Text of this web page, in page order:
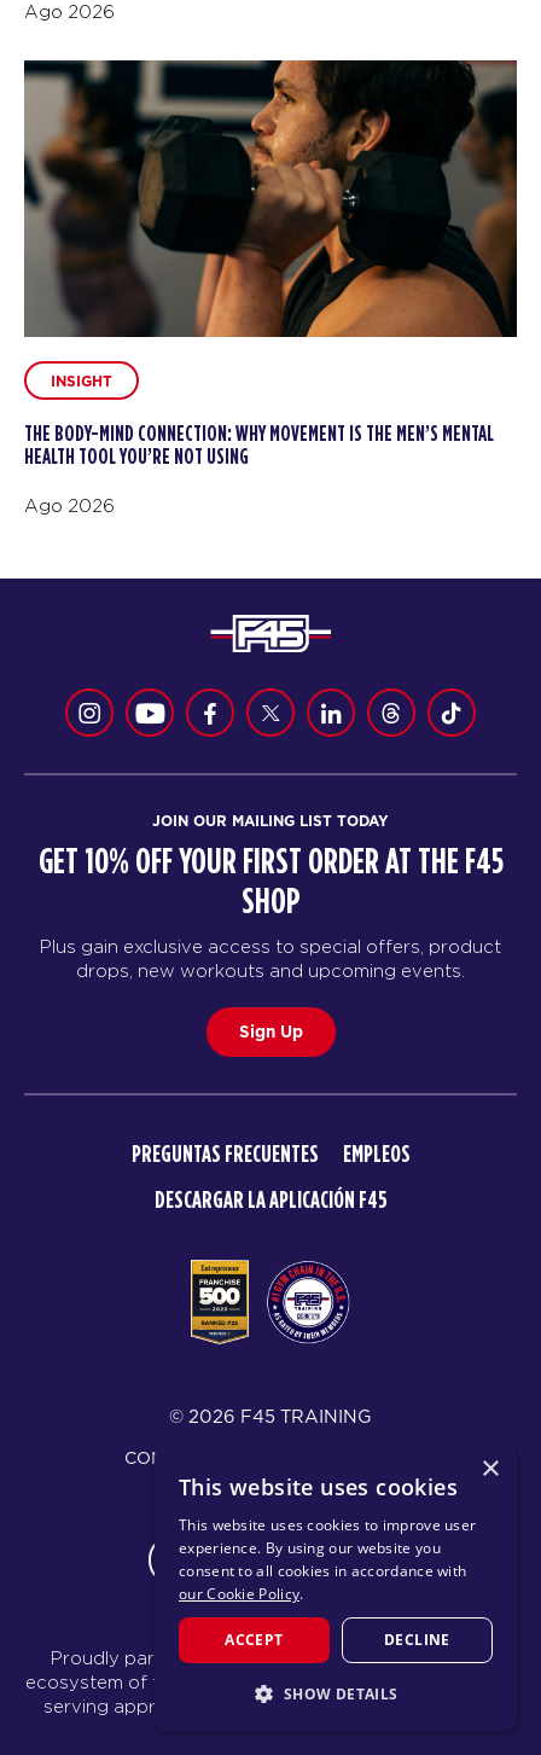
Ago 2026
INSIGHT
THE BODY-MIND CONNECTION: WHY MOVEMENT IS THE MEN’S MENTAL
HEALTH TOOL YOU’RE NOT USING
Ago 2026
JOIN OUR MAILING LIST TODAY
GET 10% OFF YOUR FIRST ORDER AT THE F45
SHOP
Plus gain exclusive access to special offers, product
drops, new workouts and upcoming events.
Sign Up
PREGUNTAS FRECUENTES
EMPLEOS
DESCARGAR LA APLICACIÓN F45
© 2026 F45 TRAINING
CONDICIONES Y DIVULGACIONES
POLÍTICA DE PRIVACIDAD
CHANGE REGION
Proudly part of the FIT House of Brands - a global
ecosystem of fitness, recovery, and wellness modalities
serving approximately 1,500 franchises.
×
This website uses cookies
This website uses cookies to improve user
experience. By using our website you
consent to all cookies in accordance with
our Cookie Policy.
ACCEPT DECLINE
SHOW DETAILS